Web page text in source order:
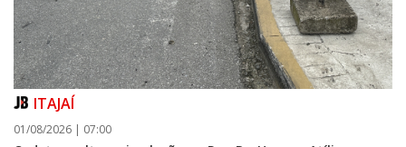
ITAJAÍ
01/08/2026 | 07:00